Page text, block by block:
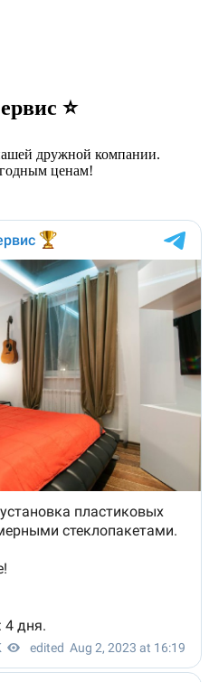
⭐️
дружной компании.
ценам!